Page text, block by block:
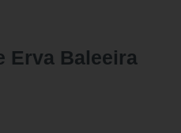
Erva Baleeira